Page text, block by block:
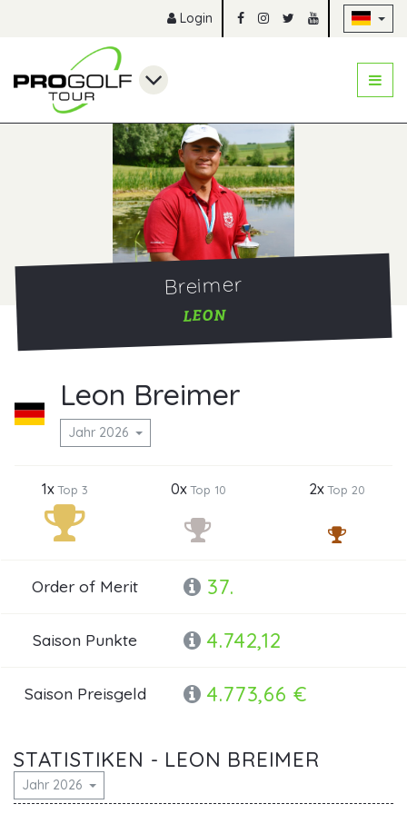
Login
Breimer
LEON
Leon Breimer
Jahr 2026
1xTop 3 0xTop 10 2xTop 20
Order of Merit 37.
Saison Punkte 4.742,12
Saison Preisgeld 4.773,66 €
STATISTIKEN - LEON BREIMER
Jahr 2026